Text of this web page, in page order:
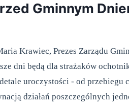
Gminnym
Krawiec, Prezes Zarządu
dni będą dla strażaków
uroczystości - od
działań poszczególnych